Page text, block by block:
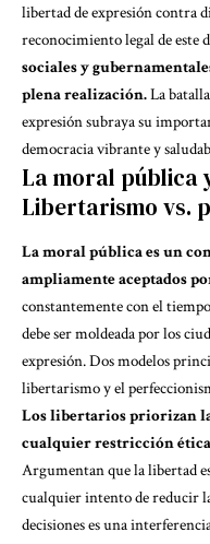
libertad de expresión contra
reconocimiento legal de este
sociales y
plena realización.La
expresión subraya su
democracia vibrante y
La moral pública
Libertarismo vs.
La moral pública es un
ampliamente aceptados
constantemente con el
debe ser moldeada por los
expresión. Dos modelos
libertarismo y el
Los libertarios priorizan
cualquier restricción ética
Argumentan que la libertad
cualquier intento de reducir
decisiones es una